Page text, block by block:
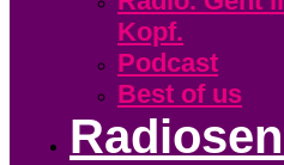
Kopf.
Podcast
Best of us